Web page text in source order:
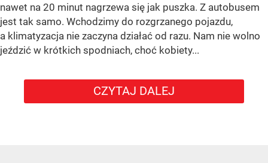
nawet na 20 minut nagrzewa się jak puszka. Z autobusem
jest tak samo. Wchodzimy do rozgrzanego pojazdu,
a klimatyzacja nie zaczyna działać od razu. Nam nie wolno
jeździć w krótkich spodniach, choć kobiety...
CZYTAJ DALEJ